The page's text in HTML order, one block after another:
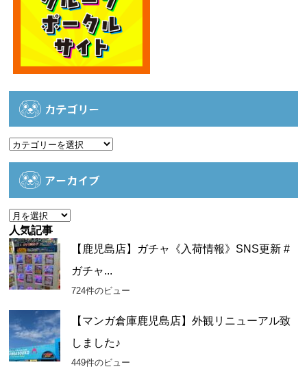
カテゴリー
カ
アーカイブ
ア
ー
カ
イ
ブ
人気記事
【鹿児島店】ガチャ《入荷情報》SNS更新 #
ガチャ...
724件のビュー
【マンガ倉庫鹿児島店】外観リニューアル致
しました♪
449件のビュー